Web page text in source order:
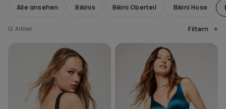
Alle ansehen Bikinis Bikini Oberteil Bikini Hose
12 Artikel Filtern